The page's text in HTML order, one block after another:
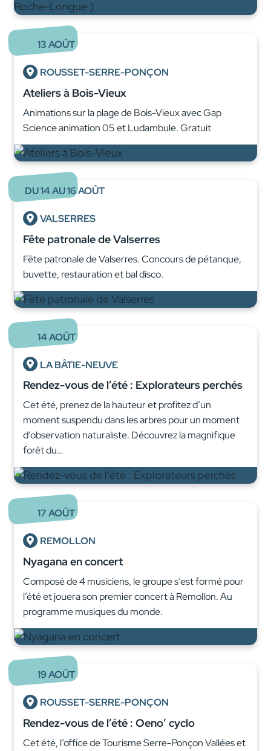
13AOÛT
ROUSSET-SERRE-PONÇON
Ateliers à Bois-Vieux
Animations sur la plage de Bois-Vieux avec Gap
Science animation 05 et Ludambule. Gratuit
DU14AU16AOÛT
VALSERRES
Fête patronale de Valserres
Fête patronale de Valserres. Concours de pétanque,
buvette, restauration et bal disco.
14AOÛT
LA BÂTIE-NEUVE
Rendez-vous de l’été : Explorateurs perchés
Cet été, prenez de la hauteur et profitez d’un
moment suspendu dans les arbres pour un moment
d’observation naturaliste. Découvrez la magnifique
forêt du…
17AOÛT
REMOLLON
Nyagana en concert
Composé de 4 musiciens, le groupe s’est formé pour
l’été et jouera son premier concert à Remollon. Au
programme musiques du monde.
19AOÛT
ROUSSET-SERRE-PONÇON
Rendez-vous de l’été : Oeno’ cyclo
Cet été, l’office de Tourisme Serre-Ponçon Vallées et